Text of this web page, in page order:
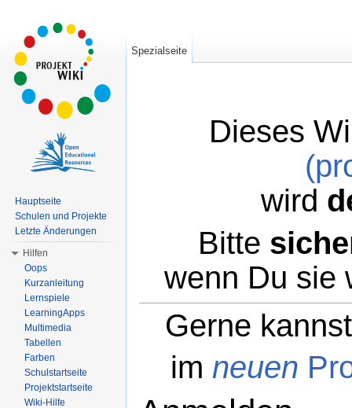
Dieses
wird
Bitte
wenn Du sie
Gerne
im neuen
Spezialseite
Hauptseite
Schulen und Projekte
Letzte Änderungen
Hilfen
Oops
Kurzanleitung
Lernspiele
LearningApps
Multimedia
Tabellen
Farben
Schulstartseite
Projektstartseite
Wiki-Hilfe